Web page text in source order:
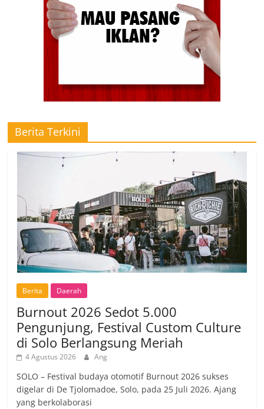
Berita Terkini
Berita Daerah
Burnout 2026 Sedot 5.000
Pengunjung, Festival Custom Culture
di Solo Berlangsung Meriah
4 Agustus 2026 Ang
SOLO – Festival budaya otomotif Burnout 2026 sukses
digelar di De Tjolomadoe, Solo, pada 25 Juli 2026. Ajang
yang berkolaborasi